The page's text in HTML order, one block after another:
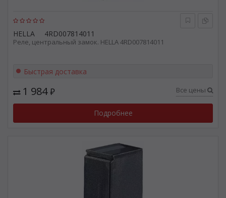
HELLA 4RD007814011
Реле, центральный замок. HELLA 4RD007814011
Быстрая доставка
1 984₽ Все цены
Подробнее